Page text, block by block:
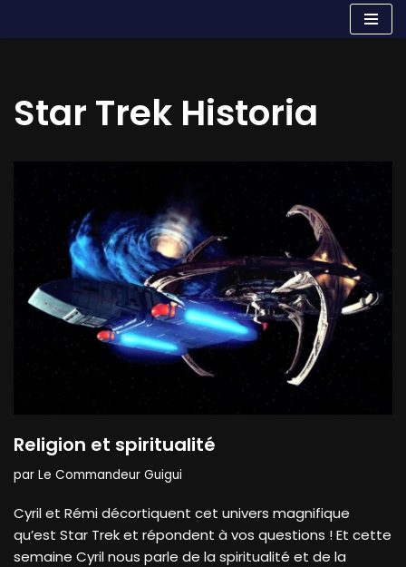
Star Trek Historia
Religion et spiritualité
par Le Commandeur Guigui
Cyril et Rémi décortiquent cet univers magnifique
qu’est Star Trek et répondent à vos questions ! Et cette
semaine Cyril nous parle de la spiritualité et de la